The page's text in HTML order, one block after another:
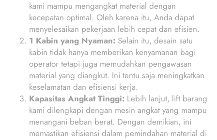
kami mampu mengangkat material dengan
kecepatan optimal. Oleh karena itu, Anda dapat
menyelesaikan pekerjaan lebih cepat dan efisien.
1 Kabin yang Nyaman: Selain itu, desain satu
kabin tidak hanya memberikan kenyamanan bagi
operator tetapi juga memudahkan pengawasan
material yang diangkut. Ini tentu saja meningkatkan
keselamatan dan efisiensi kerja.
Kapasitas Angkat Tinggi: Lebih lanjut, lift barang
kami dilengkapi dengan mesin angkat yang mampu
menangani beban berat. Dengan demikian, ini
memastikan efisiensi dalam pemindahan material di